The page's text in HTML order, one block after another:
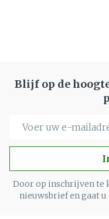
Blijf op de
Door op inschrijven te
nieuwsbrief en gaat